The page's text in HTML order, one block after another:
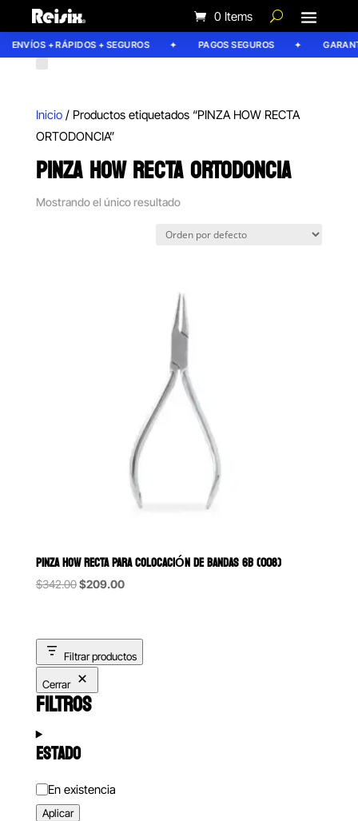
0 Items
ENVÍOS + RÁPIDOS + SEGUROS PAGOS SEGUROS
Inicio/ Productos etiquetados “PINZA HOW RECTA
ORTODONCIA”
PINZA HOW RECTA ORTODONCIA
Mostrando el único resultado
PINZA HOW RECTA PARA COLOCACIÓN DE BANDAS 6B (008)
$342.00Original
$342.00.
$209.00Current
$209.00.
Filtrar productos
Cerrar
FILTROS
ESTADO
Estado
En existencia
Aplicar